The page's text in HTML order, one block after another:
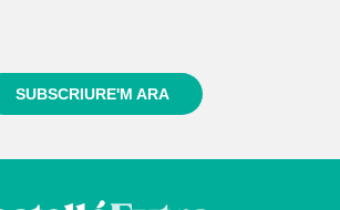
SUBSCRIURE'M ARA